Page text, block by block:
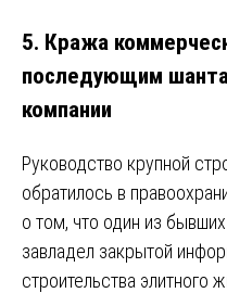
5. Кража
последующим
компании
Руководство крупной
обратилось в
о том, что один из
завладел закрытой
строительства элитного